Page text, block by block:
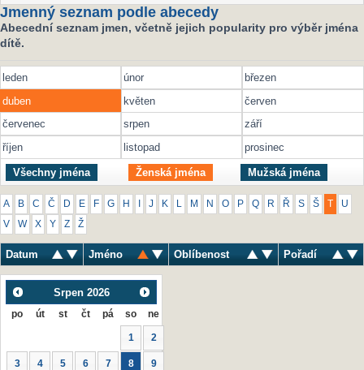
Jmenný seznam podle abecedy
Abecední seznam jmen, včetně jejich popularity pro výběr jména
dítě.
leden únor
březen
duben
květen
červen
červenec
srpen
září
říjen
listopad prosinec
Všechny jména Ženská jména Mužská jména
A B C Č D E F G H J K M N O P Q R Ř S Š U
V W X Y Z Ž
Datum Jméno Oblíbenost Pořadí
Srpen 2026
po út st čt pá so ne
1 2
3 4 5 6 7 8 9